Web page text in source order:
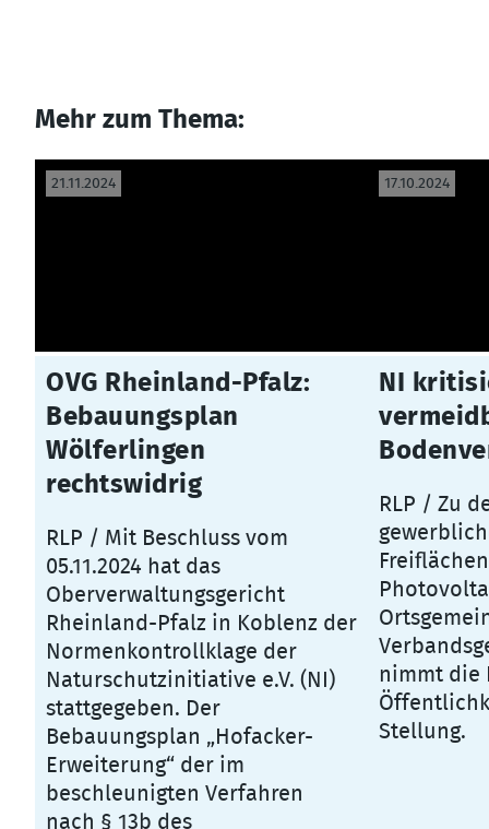
Mehr zum Thema:
21.11.2024
OVG Rheinland-Pfalz:
Bebauungsplan
Wölferlingen
rechtswidrig
RLP / Mit Beschluss vom
05.11.2024 hat das
Oberverwaltungsgericht
Rheinland-Pfalz in Koblenz der
Normenkontrollklage der
Naturschutzinitiative e.V. (NI)
stattgegeben. Der
Bebauungsplan „Hofacker-
Erweiterung“ der im
beschleunigten Verfahren
nach § 13b des
17.10.2024
NI
RLP / Zu
nimmt die
Stellung.